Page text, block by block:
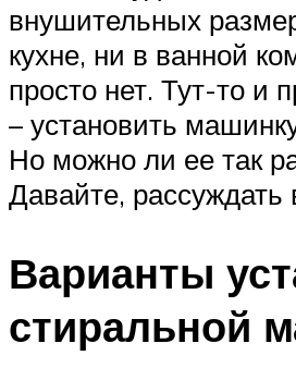
внушительных
кухне, ни в ванной
просто нет. Тут-то и
– установить
Но можно ли ее так
Давайте, рассуждать
Варианты
стиральной